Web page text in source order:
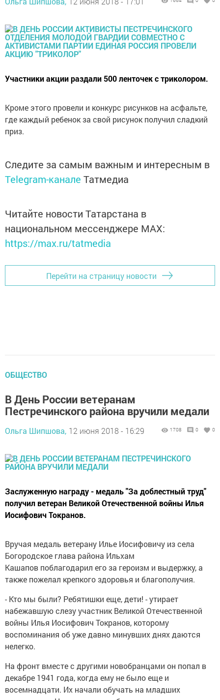
Участники акции раздали 500 ленточек с триколором.
Кроме этого провели и конкурс рисунков на асфальте,
где каждый ребенок за свой рисунок получил сладкий
приз.
Следите за самым важным и интересным в
Telegram-канале Татмедиа
Читайте новости Татарстана в
национальном мессенджере MАХ:
https://max.ru/tatmedia
Перейти на страницу новости
ОБЩЕСТВО
В День России ветеранам
Пестречинского района вручили медали
Ольга Шипшова, 12 июня 2018 - 16:29 1708 0 0
Заслуженную награду - медаль "За доблестный труд"
получил ветеран Великой Отечественной войны Илья
Иосифович Токранов.
Вручая медаль ветерану Илье Иосифовичу из села
Богородское глава района Ильхам
Кашапов поблагодарил его за героизм и выдержку, а
также пожелал крепкого здоровья и благополучия.
- Кто мы были? Ребятишки еще, дети! - утирает
набежавшую слезу участник Великой Отечественной
войны Илья Иосифович Токранов, которому
воспоминания об уже давно минувших днях даются
нелегко.
На фронт вместе с другими новобранцами он попал в
декабре 1941 года, когда ему не было еще и
восемнадцати. Их начали обучать на младших